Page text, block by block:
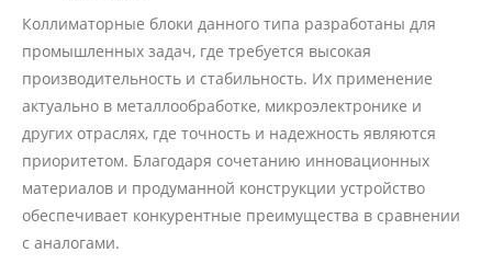
Коллиматорные блоки данного типа разработаны для
промышленных задач, где требуется высокая
производительность и стабильность. Их применение
актуально в металлообработке, микроэлектронике и
других отраслях, где точность и надежность являются
приоритетом. Благодаря сочетанию инновационных
материалов и продуманной конструкции устройство
обеспечивает конкурентные преимущества в сравнении
с аналогами.